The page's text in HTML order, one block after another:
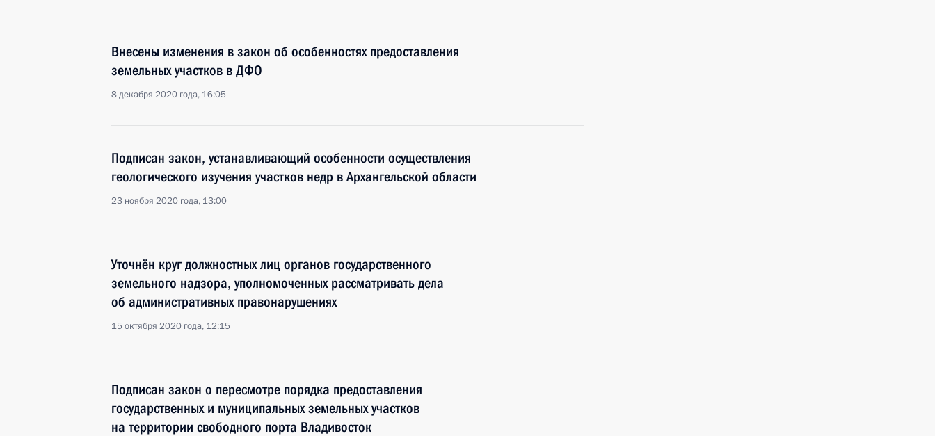
Внесены изменения в закон об особенностях предоставления
земельных участков в ДФО
8 декабря 2020 года, 16:05
Подписан закон, устанавливающий особенности осуществления
геологического изучения участков недр в Архангельской области
23 ноября 2020 года, 13:00
Уточнён круг должностных лиц органов государственного
земельного надзора, уполномоченных рассматривать дела
об административных правонарушениях
15 октября 2020 года, 12:15
Подписан закон о пересмотре порядка предоставления
государственных и муниципальных земельных участков
на территории свободного порта Владивосток